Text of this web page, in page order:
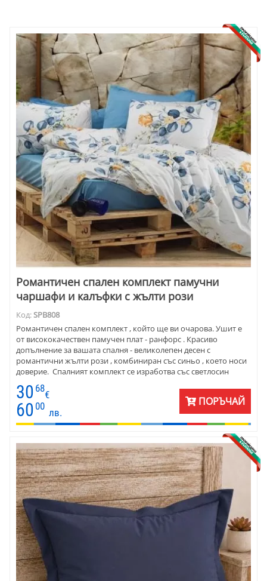
Романтичен спален комплект памучни
чаршафи и калъфки с жълти рози
Код:SPB808
Романтичен спален комплект , който ще ви очарова. Ушит е
от висококачествен памучен плат - ранфорс . Красиво
допълнение за вашата спалня - великолепен десен с
романтични жълти рози , комбиниран със синьо , което носи
доверие. Спалният комплект се изработва със светлосин
долен чаршаф . Съчетайте с допълнителни сини и жълти
едноцветни калъфки за възглавница . Изберете пердета от
нежен воал.
30 68
€
60 00
лв.
ПОРЪЧАЙ